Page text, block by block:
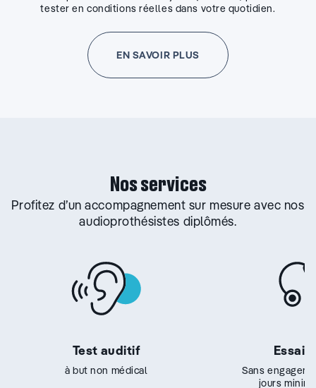
tester en conditions réelles dans votre quotidien.
EN SAVOIR PLUS
Nos services
Profitez d’un accompagnement sur mesure avec nos
audioprothésistes diplômés.
Test auditif
à but non médical
Essai
Sans
jours